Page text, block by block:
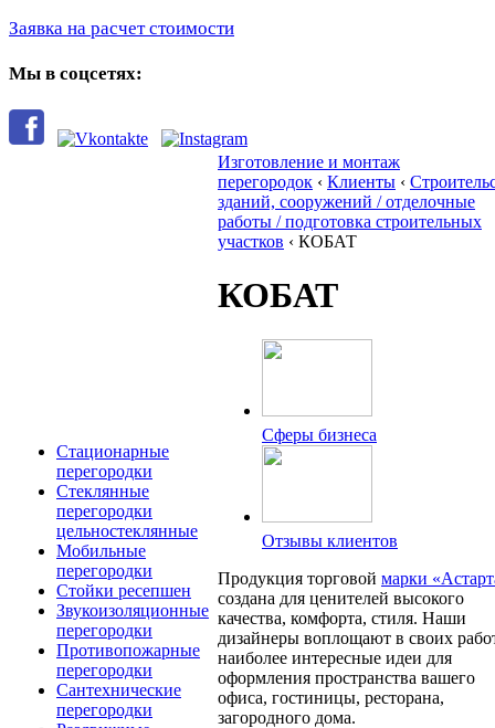
Заявка на расчет стоимости
Мы в соцсетях:
Стационарные
перегородки
Стеклянные
перегородки
цельностеклянные
Мобильные
перегородки
Стойки ресепшен
Звукоизоляционные
перегородки
Противопожарные
перегородки
Сантехнические
перегородки
Изготовление и монтаж
перегородок ‹ Клиенты ‹
зданий, сооружений / отделочные
работы / подготовка строительных
участков ‹ КОБАТ
КОБАТ
Сферы бизнеса
Отзывы клиентов
Продукция торговой марки
создана для ценителей высокого
качества, комфорта, стиля. Наши
дизайнеры воплощают в своих
наиболее интересные идеи для
оформления пространства вашего
офиса, гостиницы, ресторана,
загородного дома.